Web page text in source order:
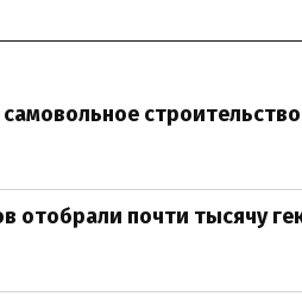
отобрали почти тысячу